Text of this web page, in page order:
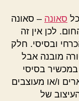
סאונה – סאונה
לכן אין זה
ובסיסי. חלק
מובנה אבל
בסיסי
ו/או מעוצבים
של